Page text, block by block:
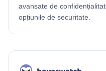
avansate de
opțiunile de securitate.